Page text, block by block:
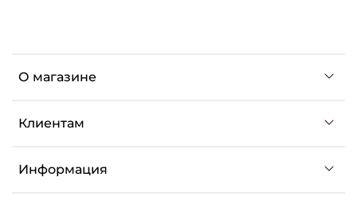
О магазине
Клиентам
Информация